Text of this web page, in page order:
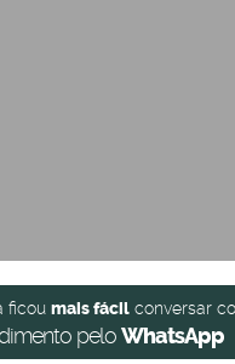
ficou mais fácil conversar
peloWhatsApp